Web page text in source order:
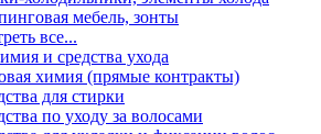
мебель, зонты
все...
и средства ухода
химия (прямые контракты)
для стирки
по уходу за волосами